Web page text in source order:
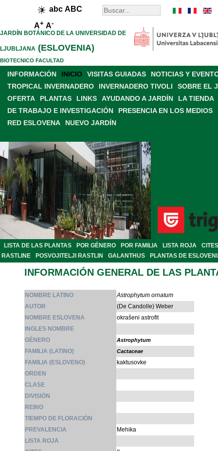
abc ABC
A+ A-
JARDÍN BOTÁNICO DE LA UNIVERSIDAD DE
LJUBLJANA (ESLOVENIA)
BIOTECNICO FACULTAD
INFORMACIÓN INICIO VISITAS GUIADAS
NOTICIAS Y
TROPICAL INVERNADERO
INVERNADERO TIVOLI
SOBRE EL
OFERTA
PLANTAS LINKS AYUDANDO A JARDÍN
LA TIENDA
DE TRABAJO E INVESTIGACIÓN
PRESENCIA EN LOS MEDIOS
RED ESLOVENA
NUEVO JARDÍN
LISTA DE LAS PLANTAS POR GÉNERO POR FAMILIA LISTA ROJA
CITES
RASTLINE
POSVOJITELJI RASTLIN GALANTHUS PLANTAS DE
INFORMACIÓN GENERAL DE LAS
NOMBRE LATINO
Astrophytum ornatum
AUTOR
(De Candolle) Weber
NOMBRE ESLOVENA
okrašeni astrofit
INGLES NOMBRE
GÉNERO
Astrophytum
FAMILIA (LATINO) Cactaceae
FAMILIA (ESLOVENO)
kaktusovke
ORDEN
CLASE
DIVISIÓN
REINO
TIEMPO DE FLORACIÓN
PREVALENCIA
Mehika
LISTA ROJA